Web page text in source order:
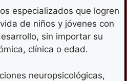
especializados que logren
de niños y jóvenes con
sin importar su
clínica o edad.
neuropsicológicas,